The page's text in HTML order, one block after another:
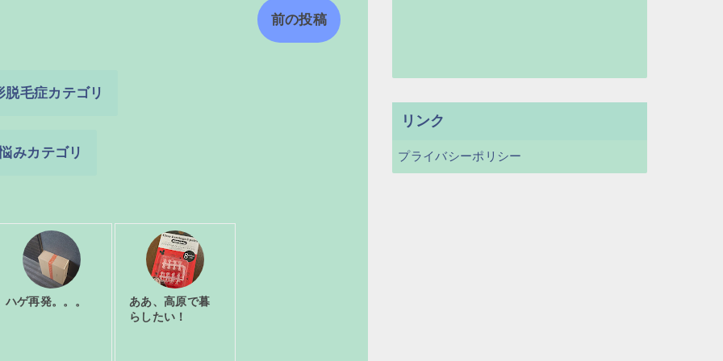
前の投稿
脱毛症カテゴリ
みカテゴリ
ハゲ再発。。。
ああ、高原で暮
らしたい！
リンク
プライバシーポリシー